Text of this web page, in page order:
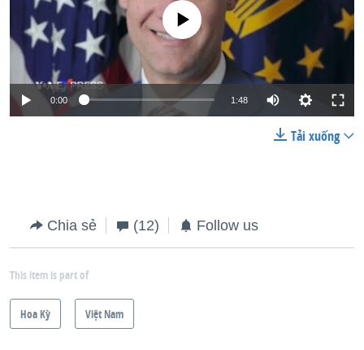
No media source currently available
0:00 1:48
Tải xuống
Chia sẻ (12) Follow us
This item is part of
Hoa Kỳ Việt Nam